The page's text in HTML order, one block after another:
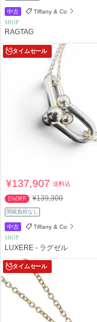
中古 Tiffany & Co
SHOP
RAGTAG
タイムセール
¥137,907送料込
1%OFF ¥139,300
関税負担なし
中古 Tiffany & Co
SHOP
LUXERE - ラグゼル
タイムセール